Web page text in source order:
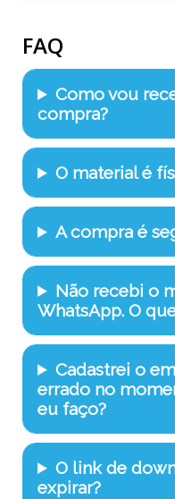
FAQ
Como vou
compra?
O material é
A compra é
Não recebi o
WhatsApp. O
Cadastrei o
errado no
eu faço?
O link de
expirar?